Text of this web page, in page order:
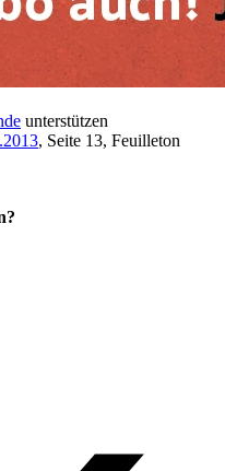
unterstützen
, Seite 13, Feuilleton